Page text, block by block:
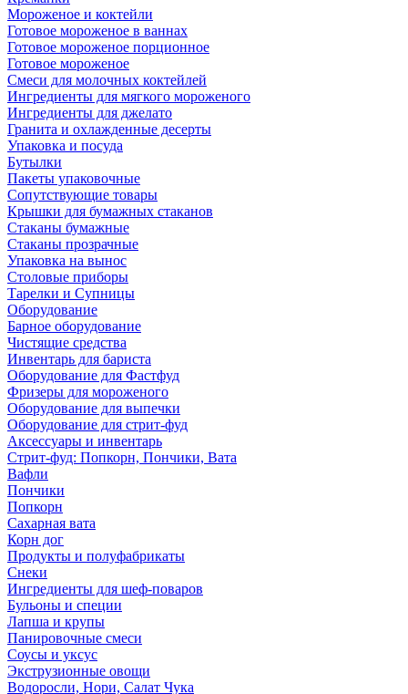
Мороженое и коктейли
Готовое мороженое в ваннах
Готовое мороженое порционное
Готовое мороженое
Смеси для молочных коктейлей
Ингредиенты для мягкого мороженого
Ингредиенты для джелато
Гранита и охлажденные десерты
Упаковка и посуда
Бутылки
Пакеты упаковочные
Сопутствующие товары
Крышки для бумажных стаканов
Стаканы бумажные
Стаканы прозрачные
Упаковка на вынос
Столовые приборы
Тарелки и Супницы
Оборудование
Барное оборудование
Чистящие средства
Инвентарь для бариста
Оборудование для Фастфуд
Фризеры для мороженого
Оборудование для выпечки
Оборудование для стрит-фуд
Аксессуары и инвентарь
Стрит-фуд: Попкорн, Пончики, Вата
Вафли
Пончики
Попкорн
Сахарная вата
Корн дог
Продукты и полуфабрикаты
Снеки
Ингредиенты для шеф-поваров
Бульоны и специи
Лапша и крупы
Панировочные смеси
Соусы и уксус
Экструзионные овощи
Водоросли, Нори, Салат Чука